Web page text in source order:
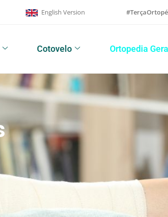
English Version
Cotovelo Ortopedia Geral